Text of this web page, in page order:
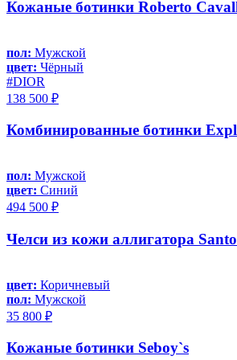
Кожаные ботинки Roberto
пол: Мужской
цвет: Чёрный
#DIOR
138 500 ₽
Комбинированные ботинки
пол: Мужской
цвет: Синий
494 500 ₽
Челси из кожи аллигатора
цвет: Коричневый
пол: Мужской
35 800 ₽
Кожаные ботинки Seboy`s